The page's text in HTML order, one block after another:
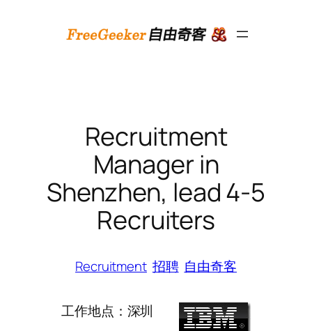
Recruitment
Manager in
Shenzhen, lead 4-5
Recruiters
Recruitment 招聘 自由奇客
工作地点：深圳